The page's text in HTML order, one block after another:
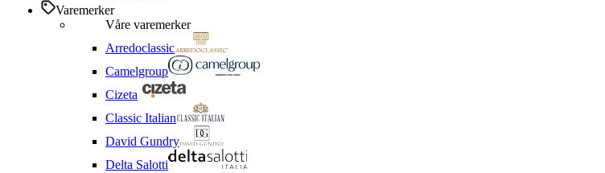
Varemerker
Våre varemerker
Arredoclassic
Camelgroup
Cizeta
Classic Italian
David Gundry
Delta Salotti